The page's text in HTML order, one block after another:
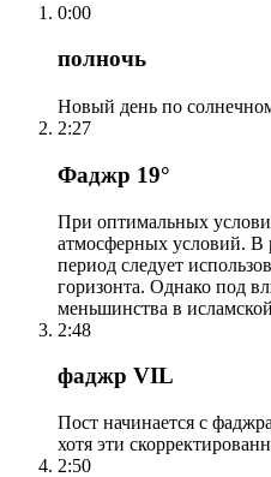
0:00
полночь
2:27
Фаджр 19°
При оптимальных
атмосферных условий. В
период следует
горизонта. Однако под
меньшинства в
2:48
фаджр VIL
Пост начинается с
хотя эти
2:50